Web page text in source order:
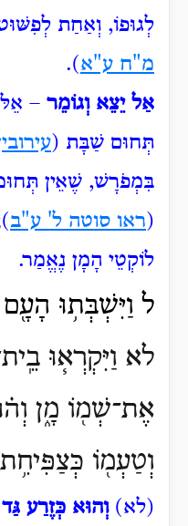
לְגוּפוֹ, וְאַחַת
מ"ח ע"א).
אַל יֵצֵא וְגוֹמֵר –
תְּחוּם שַׁבָּת (
בִּמְפֹרָשׁ, שֶׁאֵין
(ראו סוטה ל' ע"ב
לוֹקְטֵי הָמָן נֶאֱמַר.
ל וַיִּשְׁבְּת֥וּ
לא וַיִּקְרְא֧וּ
אֶת־שְׁמ֖וֹ מָ֑ן
וְטַעְמ֖וֹ
(לא)וְהוּא כְּזֶרַע